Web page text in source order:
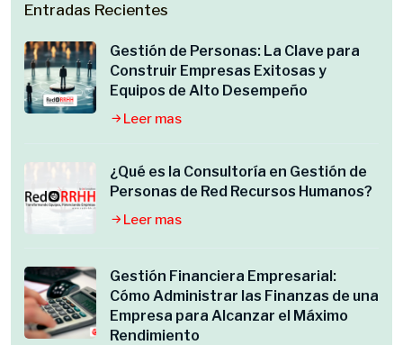
Entradas Recientes
Gestión de Personas: La Clave para
Construir Empresas Exitosas y
Equipos de Alto Desempeño
Leer mas
¿Qué es la Consultoría en Gestión de
Personas de Red Recursos Humanos?
Leer mas
Gestión Financiera Empresarial:
Cómo Administrar las Finanzas de una
Empresa para Alcanzar el Máximo
Rendimiento